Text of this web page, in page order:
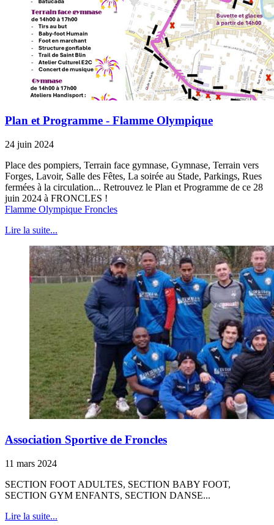
Plan et Programme - Flamme Olympique
24 juin 2024
Place des pompiers, Terrain face gymnase, Gymnase, Terrain vers
Forges, Lavoir, Salle des Fêtes, La soirée au Stade, Parkings, Rues
fermées à la circulation... Retrouvez le Plan et Programme de ce 28
juin 2024 à FRONCLES !
Flamme Olympique Froncles
Lire la suite...
Association Sportive de Froncles
11 mars 2024
SECTION FOOT ADULTES, SECTION BABY FOOT,
SECTION GYM ENFANTS, SECTION DANSE...
Lire la suite...